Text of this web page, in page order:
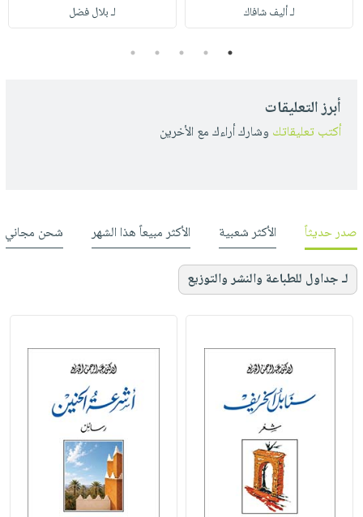
لـ أليف شافاك
لـ بلال فضل
1
2
3
4
5
أبرز التعليقات
أكتب تعليقاتك وشارك أراءك مع الأخرين
صدر حديثاً الأكثر شعبية الأكثر مبيعاً هذا الشهر شحن مجاني
لـ جداول للطباعة والنشر والتوزيع